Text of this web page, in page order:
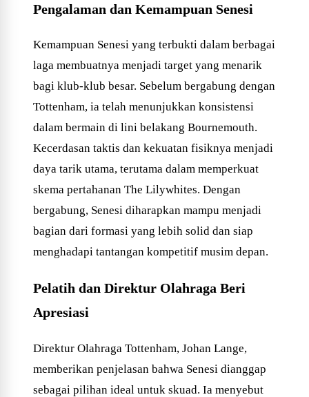
Pengalaman dan Kemampuan Senesi
Kemampuan Senesi yang terbukti dalam berbagai
laga membuatnya menjadi target yang menarik
bagi klub-klub besar. Sebelum bergabung dengan
Tottenham, ia telah menunjukkan konsistensi
dalam bermain di lini belakang Bournemouth.
Kecerdasan taktis dan kekuatan fisiknya menjadi
daya tarik utama, terutama dalam memperkuat
skema pertahanan The Lilywhites. Dengan
bergabung, Senesi diharapkan mampu menjadi
bagian dari formasi yang lebih solid dan siap
menghadapi tantangan kompetitif musim depan.
Pelatih dan Direktur Olahraga Beri
Apresiasi
Direktur Olahraga Tottenham, Johan Lange,
memberikan penjelasan bahwa Senesi dianggap
sebagai pilihan ideal untuk skuad. Ia menyebut